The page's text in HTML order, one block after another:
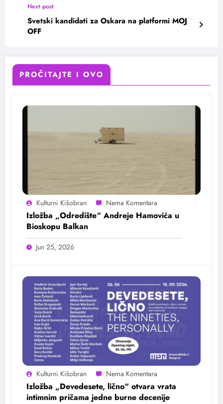
Next post
Svetski kandidati za Oskara na platformi MOJ
OFF
PROČITAJTE I OVO
Kulturni Kišobran
Izložba „Odredište“ Andreje Hamovića u
Bioskopu Balkan
Jun 25, 2026
Kulturni Kišobran
Izložba „Devedesete, lično“ otvara vrata
intimnim pričama jedne burne decenije